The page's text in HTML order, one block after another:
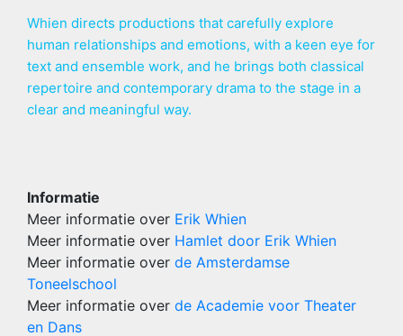
Whien directs productions that carefully explore
human relationships and emotions, with a keen eye for
text and ensemble work, and he brings both classical
repertoire and contemporary drama to the stage in a
clear and meaningful way.
Informatie
Meer informatie over Erik Whien
Meer informatie over Hamlet door Erik Whien
Meer informatie over de Amsterdamse
Toneelschool
Meer informatie over de Academie voor Theater
en Dans